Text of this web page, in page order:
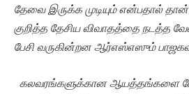
தேவை இருக்க முடியும் என்பதால் தான்
குறித்த தேசிய விவாதத்தை நடத்த
பேசி வருகின்றன ஆர்எஸ்எஸும்
கலவரங்களுக்கான ஆயத்தங்களை